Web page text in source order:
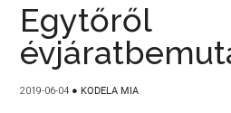
Egytőről
2019-06-04 ● KODELA MIA